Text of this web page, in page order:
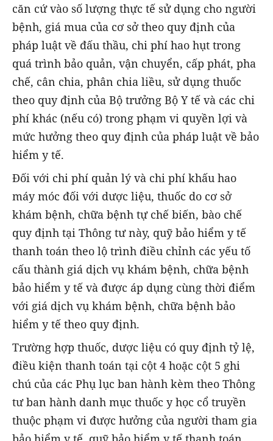
căn cứ vào số lượng thực tế sử dụng cho người
bệnh, giá mua của cơ sở theo quy định của
pháp luật về đấu thầu, chi phí hao hụt trong
quá trình bảo quản, vận chuyển, cấp phát, pha
chế, cân chia, phân chia liều, sử dụng thuốc
theo quy định của Bộ trưởng Bộ Y tế và các chi
phí khác (nếu có) trong phạm vi quyền lợi và
mức hưởng theo quy định của pháp luật về bảo
hiểm y tế.
Đối với chi phí quản lý và chi phí khấu hao
máy móc đối với dược liệu, thuốc do cơ sở
khám bệnh, chữa bệnh tự chế biến, bào chế
quy định tại Thông tư này, quỹ bảo hiểm y tế
thanh toán theo lộ trình điều chỉnh các yếu tố
cấu thành giá dịch vụ khám bệnh, chữa bệnh
bảo hiểm y tế và được áp dụng cùng thời điểm
với giá dịch vụ khám bệnh, chữa bệnh bảo
hiểm y tế theo quy định.
Trường hợp thuốc, dược liệu có quy định tỷ lệ,
điều kiện thanh toán tại cột 4 hoặc cột 5 ghi
chú của các Phụ lục ban hành kèm theo Thông
tư ban hành danh mục thuốc y học cổ truyền
thuộc phạm vi được hưởng của người tham gia